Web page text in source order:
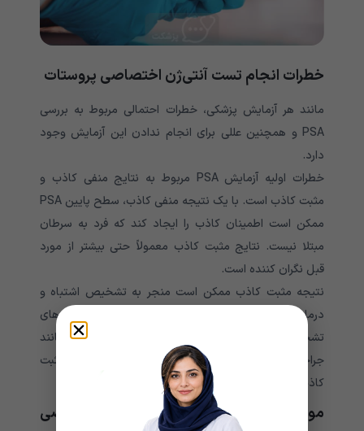
خطرات انجام تست آنتی‌ژن اختصاصی پروستات
مانند هر آزمایش پزشکی، خطرات احتمالی مربوط به بررسی
PSA و همچنین عللی برای انجام ندادن این آزمایش وجود
دارد.
خطرات اولیه آزمایش PSA مربوط به نتایج منفی کاذب و
مثبت کاذب است. با یک نتیجه منفی کاذب، سطح پایین PSA
ممکن است اطمینان کاذب را ایجاد کند که فرد به سرطان
مبتلا نیست. نتایج مثبت کاذب معمولاً حتی بیشتر از مورد
قبل نگران کننده است.
نتیجه مثبت کاذب ممکن است منجر به تشخیص اشتباه و
درمان بیش از حد و تمام خطرات مربوط به روش‌های
تشخیصی (مانند بیوپسی) و همچنین درمان‌ها (مانند
جراحی) شود. خطر عاطفی و روانی همراه با یک نتیجه مثبت
کاذب را نیز نمی‌توان دست کم گرفت.
موارد منع انجام تست آنتی‌ژن اختصاصی